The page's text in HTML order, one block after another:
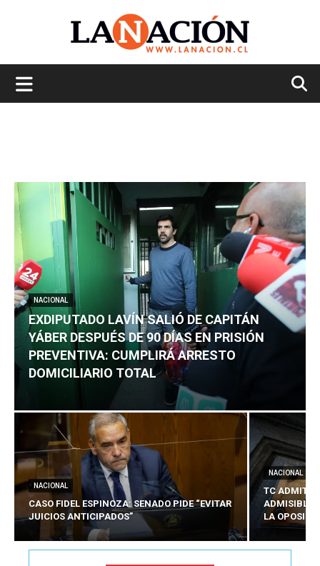
NACIONAL
EXDIPUTADO LAVÍN SALIÓ DE CAPITÁN
YÁBER DESPUÉS DE 90 DÍAS EN PRISIÓN
PREVENTIVA: CUMPLIRÁ ARRESTO
DOMICILIARIO TOTAL
NACIONAL
CASO FIDEL ESPINOZA: SENADO PIDE “EVITAR
JUICIOS ANTICIPADOS”
NACIONAL
TC ADMITE
ADMISIBLES
LA